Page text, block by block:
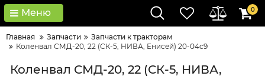
Меню 0
Главная Запчасти
Запчасти к тракторам
Коленвал СМД-20, 22 (СК-5, НИВА, Енисей) 20-04с9
Коленвал СМД-20, 22 (СК-5, НИВА,